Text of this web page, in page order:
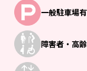
一般駐車場有
障害者・高齢